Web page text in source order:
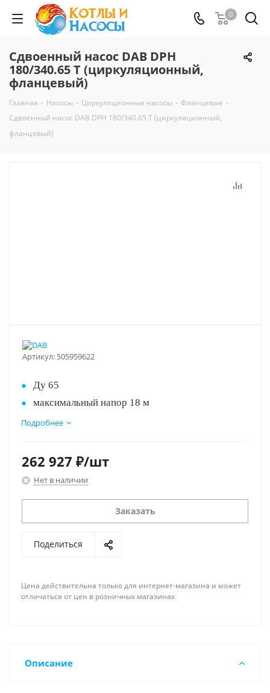
0
Сдвоенный насос DAB DPH
180/340.65 T (циркуляционный,
фланцевый)
Главная - Насосы - Циркуляционные насосы - Фланцевые -
Сдвоенный насос DAB DPH 180/340.65 T (циркуляционный,
фланцевый)
Артикул: 505959622
Ду 65
максимальный напор 18 м
монтажная длина 340 мм, 400 в
технология "мокрый ротор" (вращение на
подшипниках скольжения, которые
смазываются перекачиваемой жидкостью).
Подробнее
262 927 ₽/шт
Нет в наличии
Заказать
Поделиться
Цена действительна только для интернет-магазина и может
отличаться от цен в розничных магазинах
Описание